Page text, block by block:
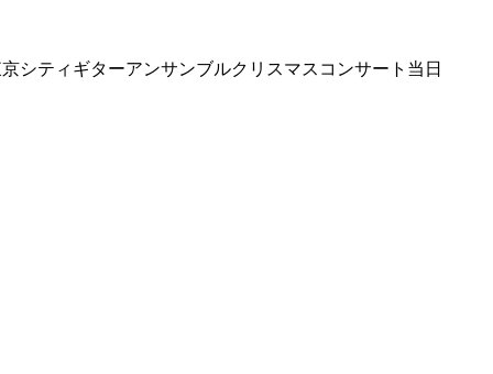
シティギターアンサンブルクリスマスコンサート当日